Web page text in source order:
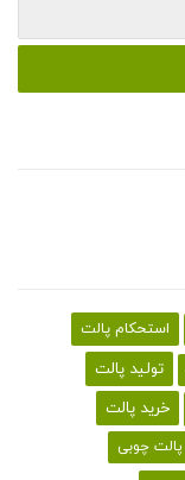
استحکام پالت
تولید پالت
خرید پالت
چوبی